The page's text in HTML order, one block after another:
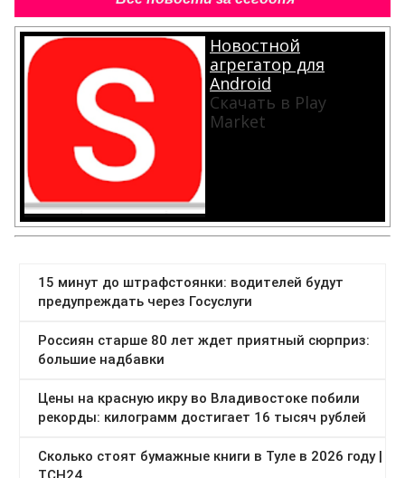
Новостной
агрегатор для
Android
Скачать в Play
Market